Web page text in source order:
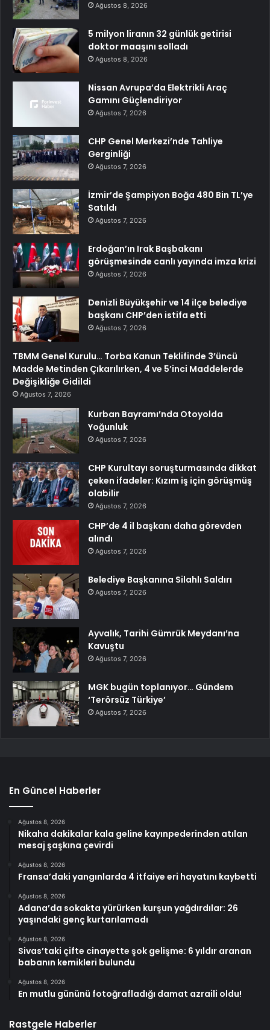
Ağustos 8, 2026
5 milyon liranın 32 günlük getirisi
doktor maaşını solladı
Ağustos 8, 2026
Nissan Avrupa’da Elektrikli Araç
Gamını Güçlendiriyor
Ağustos 7, 2026
CHP Genel Merkezi’nde Tahliye
Gerginliği
Ağustos 7, 2026
İzmir’de Şampiyon Boğa 480 Bin TL’ye
Satıldı
Ağustos 7, 2026
Erdoğan’ın Irak Başbakanı
görüşmesinde canlı yayında imza krizi
Ağustos 7, 2026
Denizli Büyükşehir ve 14 ilçe belediye
başkanı CHP’den istifa etti
Ağustos 7, 2026
TBMM Genel Kurulu… Torba Kanun Teklifinde 3’üncü
Madde Metinden Çıkarılırken, 4 ve 5’inci Maddelerde
Değişikliğe Gidildi
Ağustos 7, 2026
Kurban Bayramı’nda Otoyolda
Yoğunluk
Ağustos 7, 2026
CHP Kurultayı soruşturmasında dikkat
çeken ifadeler: Kızım iş için görüşmüş
olabilir
Ağustos 7, 2026
CHP’de 4 il başkanı daha görevden
alındı
Ağustos 7, 2026
Belediye Başkanına Silahlı Saldırı
Ağustos 7, 2026
Ayvalık, Tarihi Gümrük Meydanı’na
Kavuştu
Ağustos 7, 2026
MGK bugün toplanıyor… Gündem
‘Terörsüz Türkiye’
Ağustos 7, 2026
En Güncel Haberler
Ağustos 8, 2026
Nikaha dakikalar kala geline kayınpederinden atılan
mesaj şaşkına çevirdi
Ağustos 8, 2026
Fransa’daki yangınlarda 4 itfaiye eri hayatını kaybetti
Ağustos 8, 2026
Adana’da sokakta yürürken kurşun yağdırdılar: 26
yaşındaki genç kurtarılamadı
Ağustos 8, 2026
Sivas’taki çifte cinayette şok gelişme: 6 yıldır aranan
babanın kemikleri bulundu
Ağustos 8, 2026
En mutlu gününü fotoğrafladığı damat azraili oldu!
Rastgele Haberler